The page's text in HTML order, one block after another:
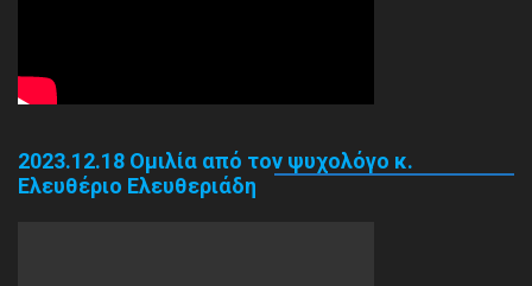
2023.12.18 Ομιλία από τον ψυχολόγο κ.
Ελευθέριο Ελευθεριάδη